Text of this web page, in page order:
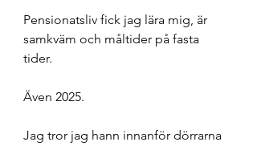
Pensionatsliv fick jag lära mig, är
samkväm och måltider på fasta
tider.
Även 2025.
Jag tror jag hann innanför dörrarna